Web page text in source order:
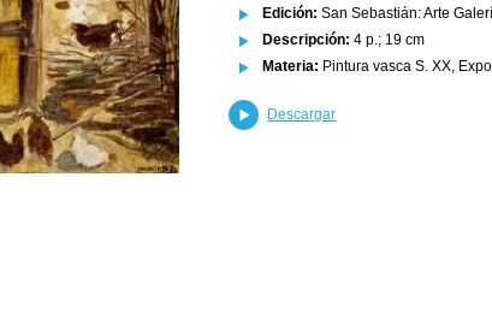
Edición: San Sebastián: Arte
Descripción: 4 p.; 19 cm
Materia: Pintura vasca S. XX,
Descargar